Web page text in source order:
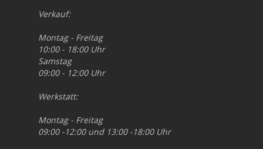
Verkauf:
Montag - Freitag
10:00 - 18:00 Uhr
Samstag
09:00 - 12:00 Uhr
Werkstatt:
Montag - Freitag
09:00 -12:00 und 13:00 -18:00 Uhr